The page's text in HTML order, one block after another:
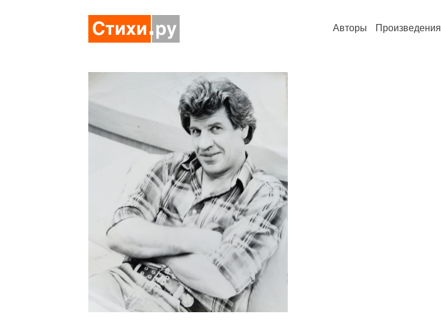
Авторы Произведения